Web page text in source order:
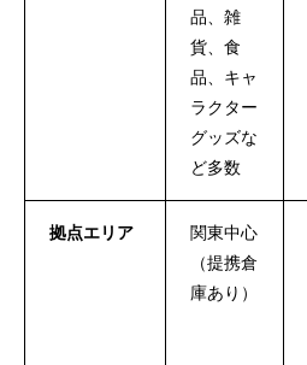
品、雑
貨、食
品、キャ
ラクター
グッズな
ど多数
拠点エリア
関東中心
（提携倉
庫あり）